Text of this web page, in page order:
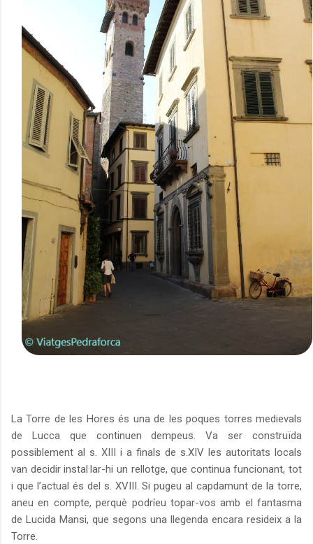
La Torre de les Hores és una de les poques torres medievals
de Lucca que continuen dempeus. Va ser construïda
possiblement al s. XIII i a finals de s.XIV les autoritats locals
van decidir instal·lar-hi un rellotge, que continua funcionant, tot
i que l’actual és del s. XVIII. Si pugeu al capdamunt de la torre,
aneu en compte, perquè podríeu topar-vos amb el fantasma
de Lucida Mansi, que segons una llegenda encara resideix a la
Torre.